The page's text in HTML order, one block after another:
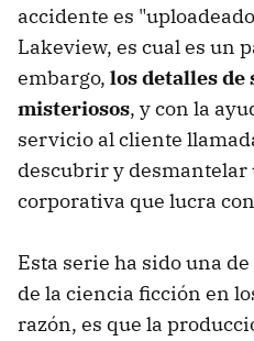
accidente es
Lakeview, es cual es un
embargo, los detalles de
misteriosos, y con la
servicio al cliente
descubrir y
corporativa que lucra
Esta serie ha sido una
de la ciencia ficción en
razón, es que la